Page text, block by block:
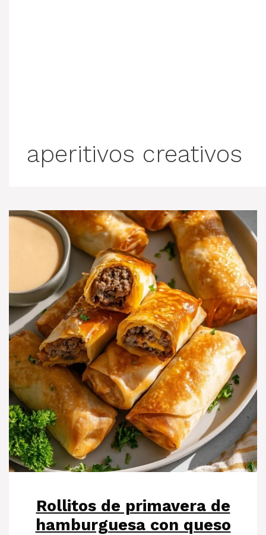
aperitivos creativos
Rollitos de primavera de
hamburguesa con queso